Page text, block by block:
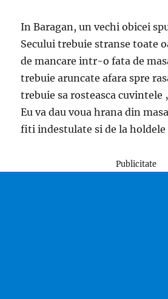
In Baragan, un vechi obicei
Secului trebuie stranse toate
de mancare intr-o fata de
trebuie aruncate afara spre
trebuie sa rosteasca cuvintele
Eu va dau voua hrana din
fiti indestulate si de la
Publicitate